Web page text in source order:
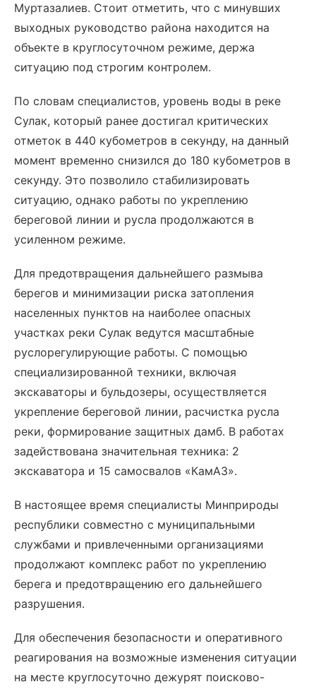
Муртазалиев. Стоит отметить, что с минувших
выходных руководство района находится на
объекте в круглосуточном режиме, держа
ситуацию под строгим контролем.
По словам специалистов, уровень воды в реке
Сулак, который ранее достигал критических
отметок в 440 кубометров в секунду, на данный
момент временно снизился до 180 кубометров в
секунду. Это позволило стабилизировать
ситуацию, однако работы по укреплению
береговой линии и русла продолжаются в
усиленном режиме.
Для предотвращения дальнейшего размыва
берегов и минимизации риска затопления
населенных пунктов на наиболее опасных
участках реки Сулак ведутся масштабные
руслорегулирующие работы. С помощью
специализированной техники, включая
экскаваторы и бульдозеры, осуществляется
укрепление береговой линии, расчистка русла
реки, формирование защитных дамб. В работах
задействована значительная техника: 2
экскаватора и 15 самосвалов «КамАЗ».
В настоящее время специалисты Минприроды
республики совместно с муниципальными
службами и привлеченными организациями
продолжают комплекс работ по укреплению
берега и предотвращению его дальнейшего
разрушения.
Для обеспечения безопасности и оперативного
реагирования на возможные изменения ситуации
на месте круглосуточно дежурят поисково-